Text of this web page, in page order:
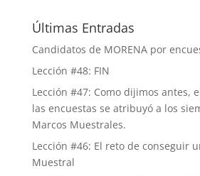
Últimas Entradas
Candidatos de MORENA por
Lección #48: FIN
Lección #47: Como dijimos antes,
las encuestas se atribuyó a los
Marcos Muestrales.
Lección #46: El reto de conseguir
Muestral